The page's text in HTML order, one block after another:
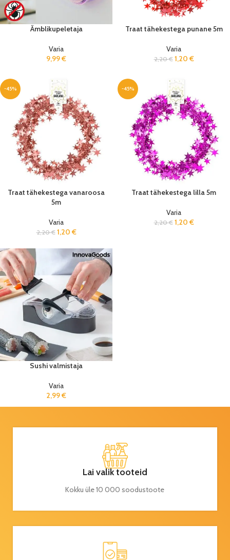
Ämblikupeletaja
Varia
9,99€
Traat tähekestega punane 5m
Varia
2,20€ 1,20 €
-45%
Traat tähekestega vanaroosa
5m
Varia
2,20€ 1,20 €
-45%
Traat tähekestega lilla 5m
Varia
2,20€ 1,20 €
Sushi valmistaja
Varia
2,99€
Lai valik tooteid
Kokku üle 10 000 soodustoote